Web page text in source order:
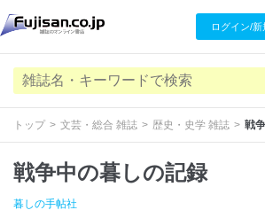
ログイン/新
トップ 文芸・総合 雑誌 歴史・史学 雑誌 戦
戦争中の暮しの記録
暮しの手帖社